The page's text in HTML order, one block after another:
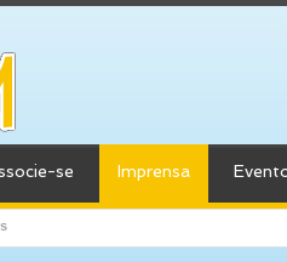
se Imprensa